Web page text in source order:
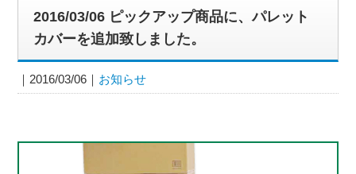
2016/03/06 ピックアップ商品に、パレット
カバーを追加致しました。
2016/03/06 お知らせ